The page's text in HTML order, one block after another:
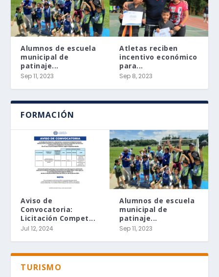
Alumnos de escuela
municipal de
patinaje...
Sep 11, 2023
Atletas reciben
incentivo económico
para...
Sep 8, 2023
FORMACIÓN
Aviso de
Convocatoria:
Licitación Compet...
Jul 12, 2024
Alumnos de escuela
municipal de
patinaje...
Sep 11, 2023
TURISMO